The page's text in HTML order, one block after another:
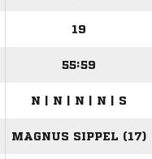
19
55:59
N | N | N | N | S
MAGNUS SIPPEL (17)